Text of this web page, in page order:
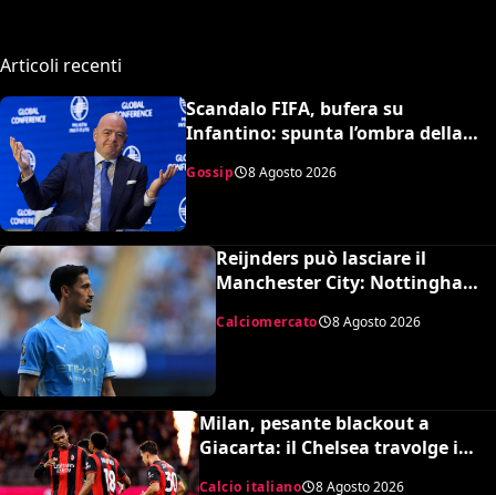
Articoli recenti
Scandalo FIFA, bufera su
Infantino: spunta l’ombra della
UEFA
Gossip 8 Agosto 2026
Reijnders può lasciare il
Manchester City: Nottingham
Calciomercato 8 Agosto 2026
Milan, pesante blackout a
Giacarta: il Chelsea travolge i
rossoneri 3-0 in amichevole
Calcio italiano 8 Agosto 2026